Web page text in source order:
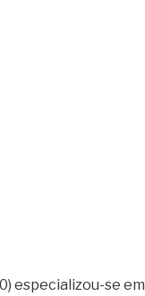
especializou-se em